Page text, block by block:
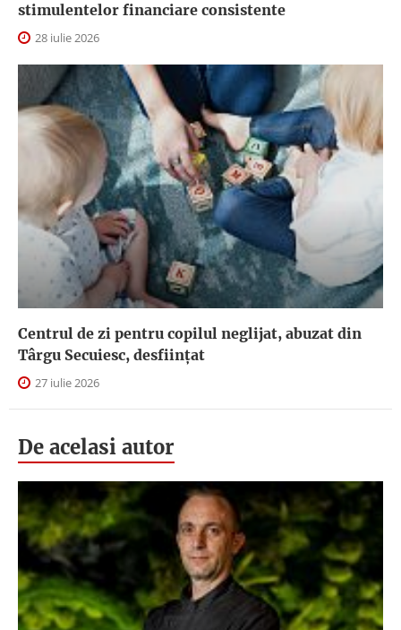
stimulentelor financiare consistente
28 iulie 2026
Centrul de zi pentru copilul neglijat, abuzat din
Târgu Secuiesc, desfiinţat
27 iulie 2026
De acelasi autor